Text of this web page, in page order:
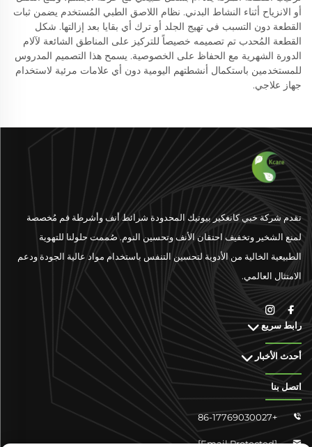
أو الانزياح أثناء النشاط البدني. نظام اللاصق الطبي المُستخدم يضمن ثبات
القطعة دون التسبب في تهيج الجلد أو ترك أي بقايا بعد إزالتها. شكل
القطعة المُحدب تم تصميمه خصيصاً للتركيز على المناطق الشائعة لآلام
الدورة الشهرية مع الحفاظ على الخصوصية. يسمح هذا التصميم المدروس
للمستخدمين باستكمال أنشطتهم اليومية دون أي علامات مرئية لاستخدام
جهاز علاجي.
تقدم شركة خبي كانغكير بيوتيك المحدودة شرائط أنف وأشرطة فم مُخصصة
لمنع الشخير وتخفيف احتقان الأنف وتحسين النوم. صُممت حلولنا للتهوية
الطبيعية الخالية من الأدوية لتحسين التنفس باستخدام مواد عالية الجودة ودعم
الامتثال العالمي.
رابط سريع
أحدث الأخبار
اتصل بنا

+86-17769030027

[email Protected]